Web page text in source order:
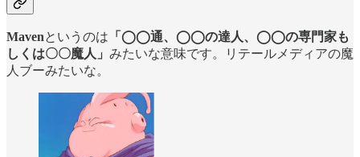
Mavenというのは 「◯◯通、◯◯の達人、◯◯の専門家も
しくは〇〇魔人」 みたいな意味です。リテールメディアの魔
人ブーみたいな。